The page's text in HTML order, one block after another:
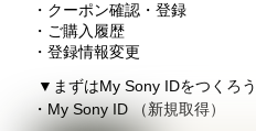
・クーポン確認・登録
・ご購入履歴
・登録情報変更
▼ まずはMy Sony IDをつくろう
・My Sony ID （新規取得）